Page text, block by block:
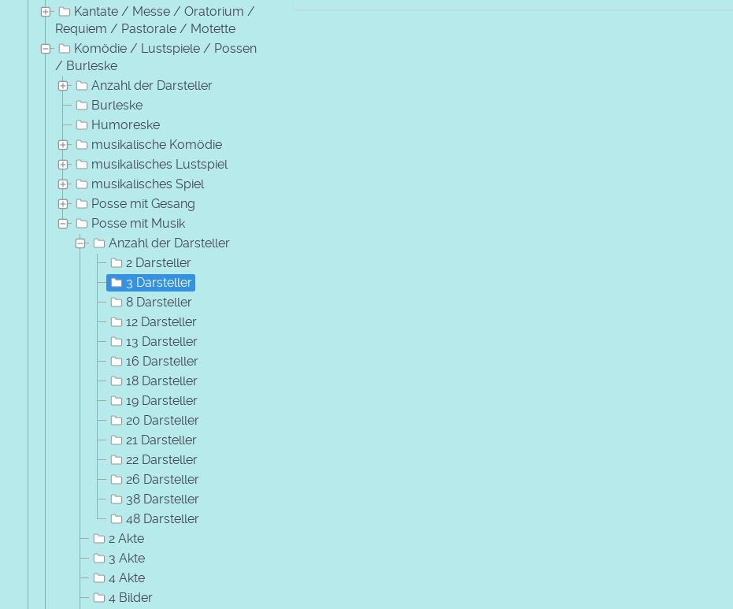
Kantate / Messe / Oratorium /
Requiem / Pastorale / Motette
Komödie / Lustspiele / Possen
/ Burleske
Anzahl der Darsteller
Burleske
Humoreske
musikalische Komödie
musikalisches Lustspiel
musikalisches Spiel
Posse mit Gesang
Posse mit Musik
Anzahl der Darsteller
2 Darsteller
3 Darsteller
8 Darsteller
12 Darsteller
13 Darsteller
16 Darsteller
18 Darsteller
19 Darsteller
20 Darsteller
21 Darsteller
22 Darsteller
26 Darsteller
38 Darsteller
48 Darsteller
2 Akte
3 Akte
4 Akte
4 Bilder